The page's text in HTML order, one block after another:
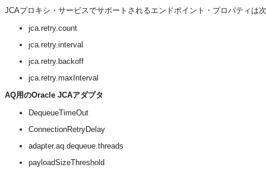
JCAプロキシ・サービスでサポートされるエンドポイント・プロパティは
jca.retry.count
jca.retry.interval
jca.retry.backoff
jca.retry.maxInterval
AQ用のOracle JCAアダプタ
DequeueTimeOut
ConnectionRetryDelay
adapter.aq.dequeue.threads
payloadSizeThreshold